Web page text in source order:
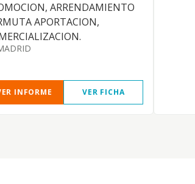
ARRENDAMIENTO
APORTACION,
INFORME VER FICHA